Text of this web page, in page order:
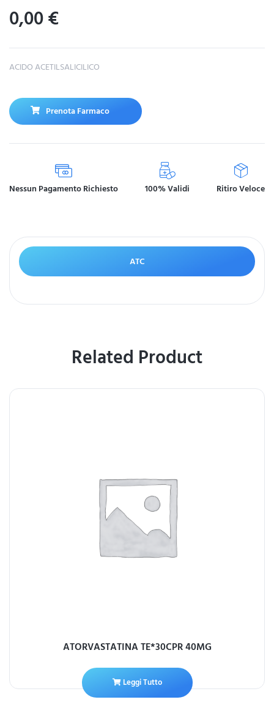
0,00€
ACIDO ACETILSALICILICO
Prenota Farmaco
Nessun Pagamento Richiesto 100% Validi Ritiro Veloce
ATC
Related Product
ATORVASTATINA TE*30CPR 40MG
Leggi Tutto